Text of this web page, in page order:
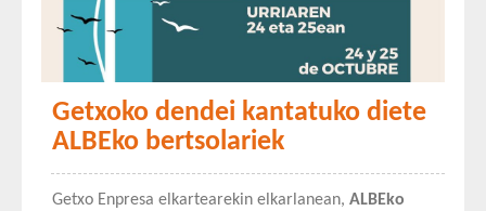
Getxoko dendei kantatuko diete
ALBEko bertsolariek
Getxo Enpresa elkartearekin elkarlanean, ALBEko